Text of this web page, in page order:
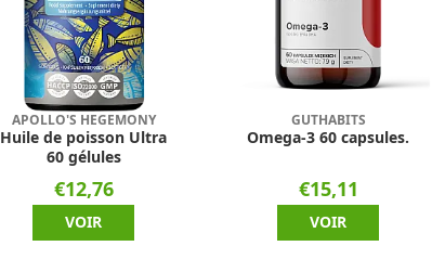
APOLLO'S HEGEMONY
Huile de poisson Ultra
60 gélules
€12,76
VOIR
GUTHABITS
Omega-3 60 capsules.
€15,11
VOIR